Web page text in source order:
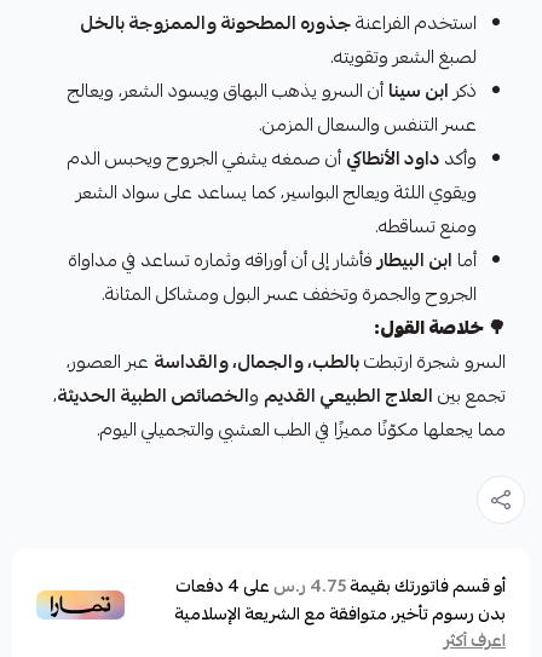
استخدم الفراعنةجذوره المطحونة والممزوجة بالخل
لصبغ الشعر وتقويته.
ذكرابن سيناأن السرو يذهب البهاق ويسود الشعر، ويعالج
عسر التنفس والسعال المزمن.
وأكدداود الأنطاكيأن صمغه يشفي الجروح ويحبس الدم
ويقوي اللثة ويعالج البواسير، كما يساعد على سواد الشعر
ومنع تساقطه.
أما ابن البيطارفأشار إلى أن أوراقه وثماره تساعد في مداواة
الجروح والجمرة وتخفف عسر البول ومشاكل المثانة.
🌳خلاصة القول:
السرو شجرة ارتبطتبالطب، والجمال، والقداسة عبر العصور،
تجمع بينالعلاج الطبيعي القديم والخصائص الطبية الحديثة،
مما يجعلها مكوّنًا مميزًا في الطب العشبي والتجميلي اليوم.
أو قسم فاتورتك بقيمة4.75 ر.س على4دفعات
بدون رسوم تأخير، متوافقة مع الشريعة الإسلامية
اعرف أكثر